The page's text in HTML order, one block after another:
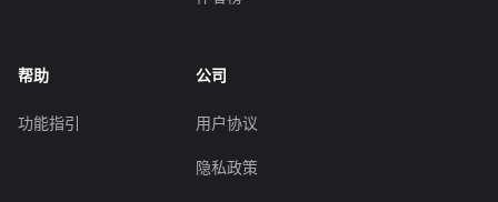
帮助
功能指引
公司
用户协议
隐私政策